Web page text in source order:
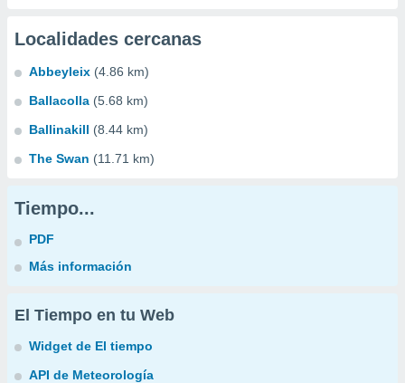
Localidades cercanas
Abbeyleix (4.86 km)
Ballacolla (5.68 km)
Ballinakill (8.44 km)
The Swan (11.71 km)
Tiempo...
PDF
Más información
El Tiempo en tu Web
Widget de El tiempo
API de Meteorología